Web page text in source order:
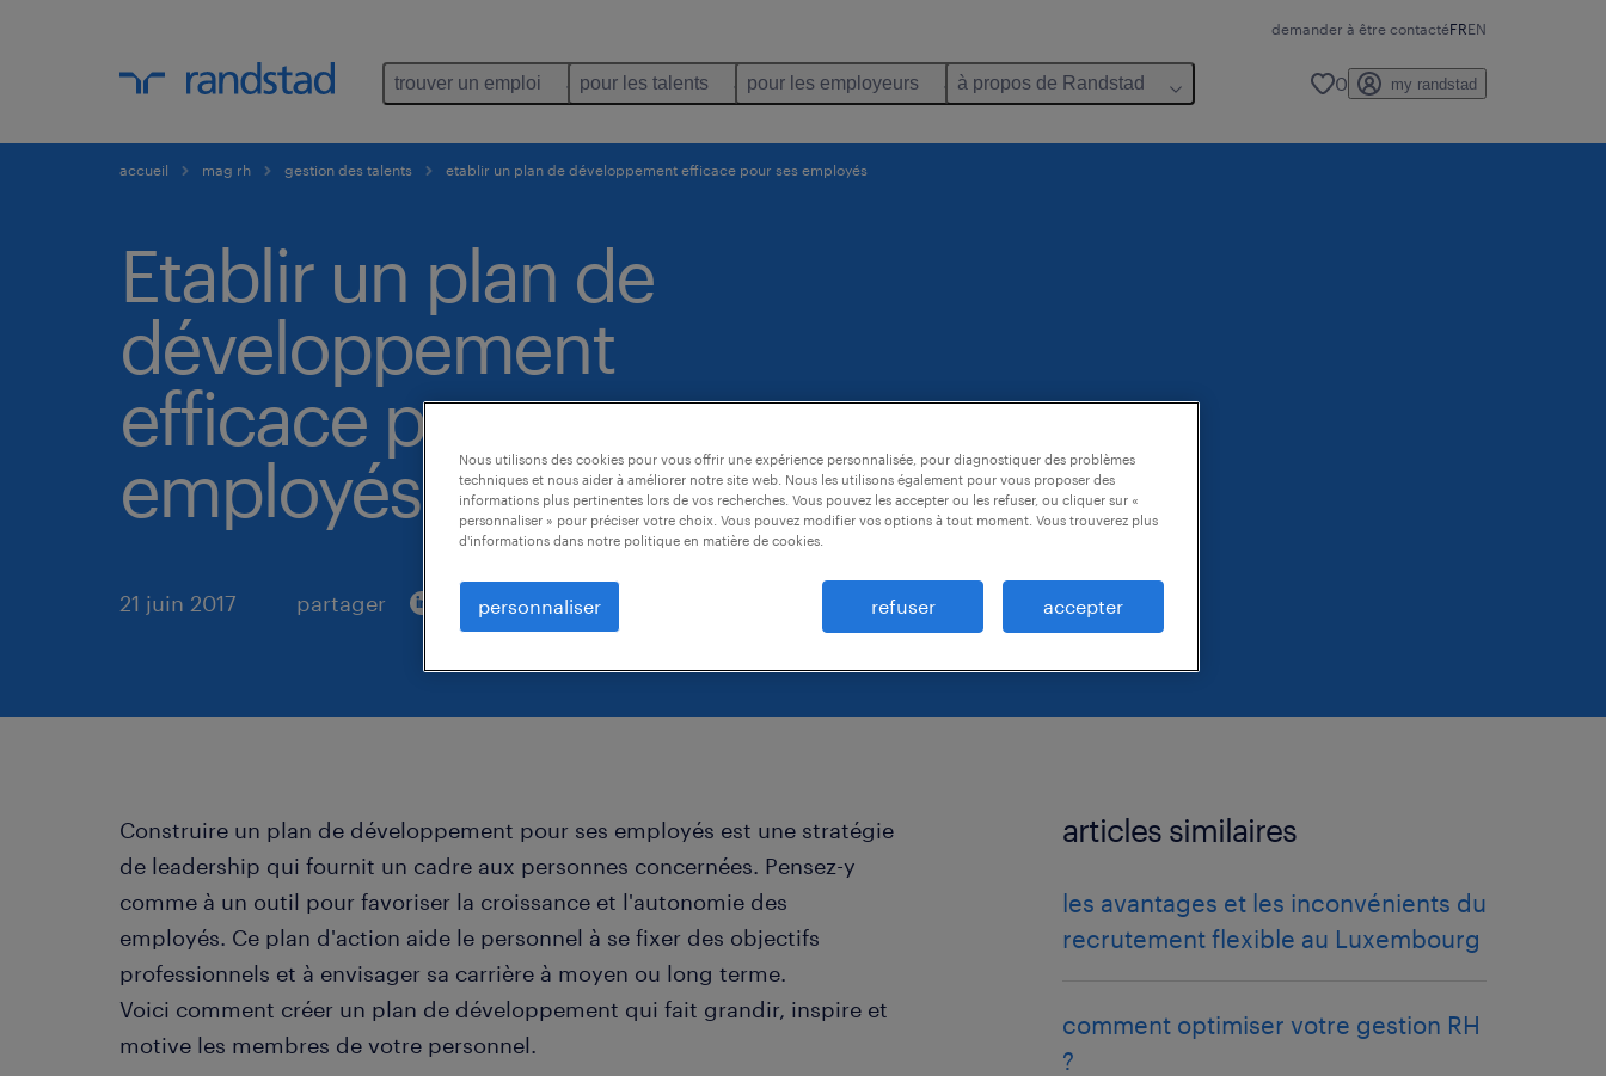
demander à être contactéFREN
trouver un emploi pour les talents pour les employeurs à propos de Randstad 0 my randstad
accueil mag rh gestion des talents etablir un plan de développement efficace pour ses employés
Etablir un plan de
développement
efficace pour ses
employés
21 juin 2017 partager
Construire un plan de développement pour ses employés est une stratégie
de leadership qui fournit un cadre aux personnes concernées. Pensez-y
comme à un outil pour favoriser la croissance et l'autonomie des
employés. Ce plan d'action aide le personnel à se fixer des objectifs
professionnels et à envisager sa carrière à moyen ou long terme.
Voici comment créer un plan de développement qui fait grandir, inspire et
motive les membres de votre personnel.
articles similaires
les avantages et les inconvénients du
recrutement flexible au Luxembourg
comment optimiser votre gestion RH
?
Nous utilisons des cookies pour vous offrir une expérience personnalisée, pour diagnostiquer des problèmes
techniques et nous aider à améliorer notre site web. Nous les utilisons également pour vous proposer des
informations plus pertinentes lors de vos recherches. Vous pouvez les accepter ou les refuser, ou cliquer sur «
personnaliser » pour préciser votre choix. Vous pouvez modifier vos options à tout moment. Vous trouverez plus
d'informations dans notre politique en matière de cookies.
personnaliser refuser accepter